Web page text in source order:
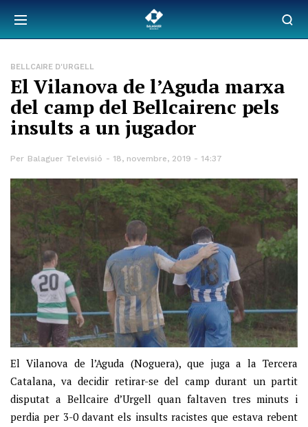
BELLCAIRE D'URGELL
El Vilanova de l’Aguda marxa
del camp del Bellcairenc pels
insults a un jugador
Per Balaguer Televisió 18, novembre, 2019 - 14:37
El Vilanova de l’Aguda (Noguera), que juga a la Tercera
Catalana, va decidir retirar-se del camp durant un partit
disputat a Bellcaire d’Urgell quan faltaven tres minuts i
perdia per 3-0 davant els insults racistes que estava rebent